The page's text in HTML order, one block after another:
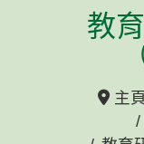
教
主頁